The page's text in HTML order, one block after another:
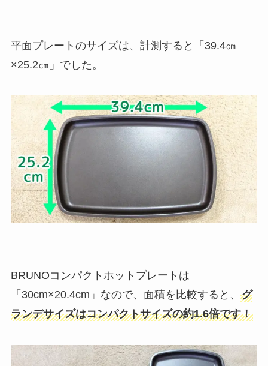
平面プレートのサイズは、計測すると「39.4㎝
×25.2㎝」でした。
BRUNOコンパクトホットプレートは
「30cm×20.4cm」なので、面積を比較すると、 グ
ランデサイズはコンパクトサイズの約1.6倍です！